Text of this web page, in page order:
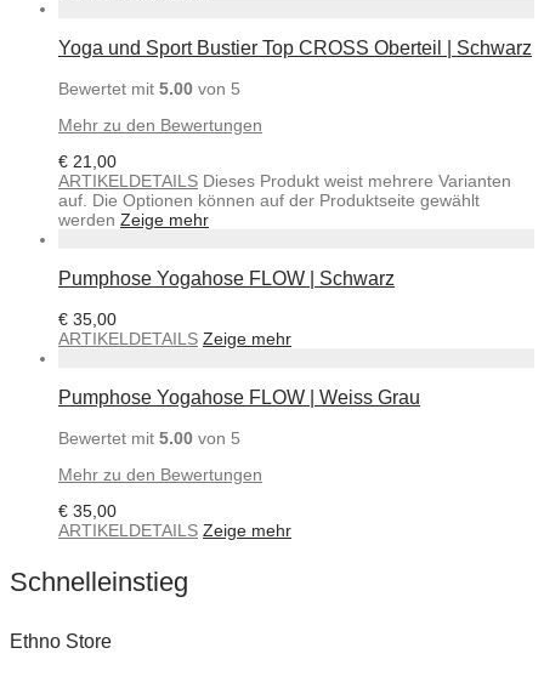
Yoga und Sport Bustier Top CROSS Oberteil | Schwarz
Bewertet mit 5.00 von 5
Mehr zu den Bewertungen
€ 21,00
ARTIKELDETAILS Dieses Produkt weist mehrere Varianten
auf. Die Optionen können auf der Produktseite gewählt
werden Zeige mehr
Pumphose Yogahose FLOW | Schwarz
€ 35,00
ARTIKELDETAILS Zeige mehr
Pumphose Yogahose FLOW | Weiss Grau
Bewertet mit 5.00 von 5
Mehr zu den Bewertungen
€ 35,00
ARTIKELDETAILS Zeige mehr
Schnelleinstieg
Ethno Store